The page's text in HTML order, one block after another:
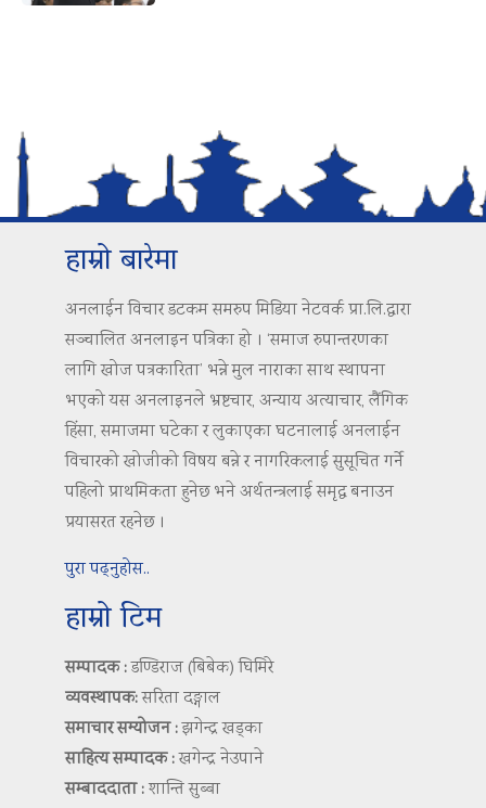
हाम्रो बारेमा
अनलाईन विचार डटकम समरुप मिडिया नेटवर्क प्रा.लि.द्वारा
सञ्चालित अनलाइन पत्रिका हो । ‘समाज रुपान्तरणका
लागि खोज पत्रकारिता’ भन्ने मुल नाराका साथ स्थापना
भएको यस अनलाइनले भ्रष्टचार, अन्याय अत्याचार, लैंगिक
हिंसा, समाजमा घटेका र लुकाएका घटनालाई अनलाईन
विचारको खोजीको विषय बन्ने र नागरिकलाई सुसूचित गर्ने
पहिलो प्राथमिकता हुनेछ भने अर्थतन्त्रलाई समृद्ध बनाउन
प्रयासरत रहनेछ ।
पुरा पढ्नुहोस..
हाम्रो टिम
सम्पादक :डण्डिराज (बिबेक) घिमिरे
व्यवस्थापक:सरिता दङ्गाल
समाचार सम्योजन :झगेन्द्र खड्का
साहित्य सम्पादक :खगेन्द्र नेउपाने
सम्बाददाता :शान्ति सुब्बा